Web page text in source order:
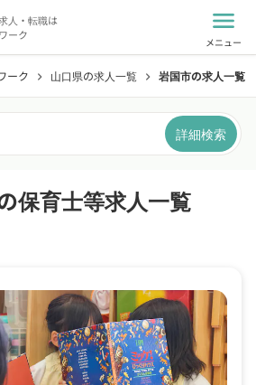
人・転職は
ーク
menu
メニュー
ーク chevron_right 山口県の求人一覧 chevron_right 岩国市の求人一覧
詳細検索
保育士等求人一覧